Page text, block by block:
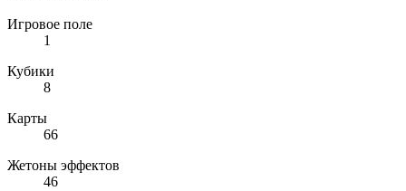
Игровое поле
1
Кубики
8
Карты
66
Жетоны эффектов
46